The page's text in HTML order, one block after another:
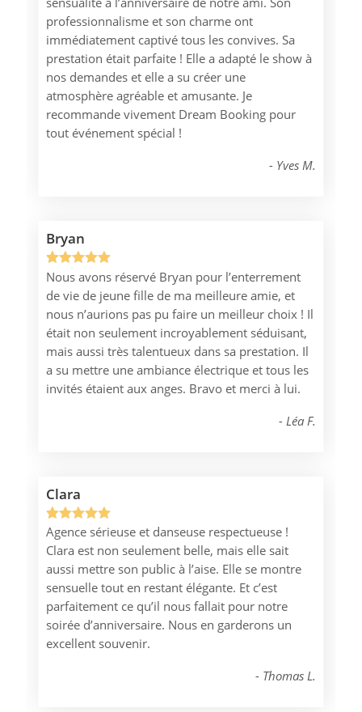
sur 5
basé sur
notation
client
professionnalisme et son charme ont
immédiatement captivé tous les convives. Sa
prestation était parfaite ! Elle a adapté le show à
nos demandes et elle a su créer une
atmosphère agréable et amusante. Je
recommande vivement Dream Booking pour
tout événement spécial !
Yves M.
Bryan
Noté5.00
sur 5
basé sur
1
notation
client
Nous avons réservé Bryan pour l’enterrement
de vie de jeune fille de ma meilleure amie, et
nous n’aurions pas pu faire un meilleur choix ! Il
était non seulement incroyablement séduisant,
mais aussi très talentueux dans sa prestation. Il
a su mettre une ambiance électrique et tous les
invités étaient aux anges. Bravo et merci à lui.
Léa F.
Clara
Noté5.00
sur 5
basé sur
1
notation
client
Agence sérieuse et danseuse respectueuse !
Clara est non seulement belle, mais elle sait
aussi mettre son public à l’aise. Elle se montre
sensuelle tout en restant élégante. Et c’est
parfaitement ce qu’il nous fallait pour notre
soirée d’anniversaire. Nous en garderons un
excellent souvenir.
Thomas L.